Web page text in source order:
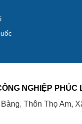
NGHIỆP PHÚC
Thôn Thọ Am,